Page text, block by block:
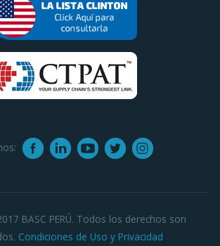
BASC PERÚ. Todos los derechos son
Condiciones de Uso y Privacidad